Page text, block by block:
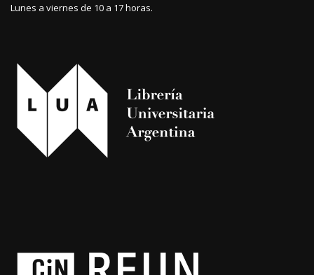
Lunes a viernes de 10 a 17 horas.